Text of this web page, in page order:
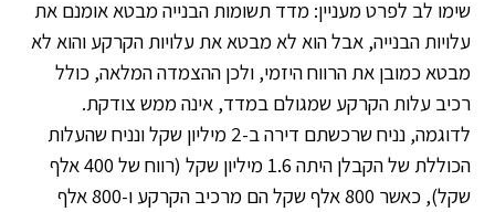
שימו לב לפרט מעניין: מדד תשומות הבנייה מבטא אומנם את
עלויות הבנייה, אבל הוא לא מבטא את עלויות הקרקע והוא לא
מבטא כמובן את הרווח היזמי, ולכן ההצמדה המלאה, כולל
רכיב עלות הקרקע שמגולם במדד, אינה ממש צודקת.
לדוגמה, נניח שרכשתם דירה ב-2 מיליון שקל ונניח שהעלות
הכוללת של הקבלן היתה 1.6 מיליון שקל (רווח של 400 אלף
שקל), כאשר 800 אלף שקל הם מרכיב הקרקע ו-800 אלף